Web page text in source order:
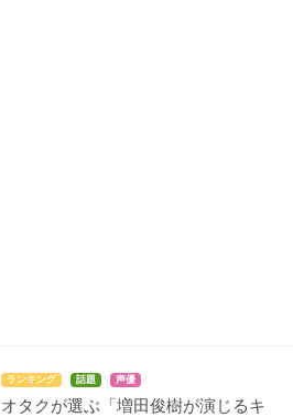
ランキング 話題 声優
オタクが選ぶ「増田俊樹が演じるキ